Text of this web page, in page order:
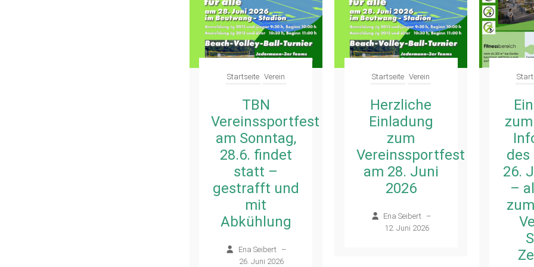
Startseite Verein
TBN
Vereinssportfest
am Sonntag,
28.6. findet
statt –
gestrafft und
mit
Abkühlung
Ena Seibert
–
26. Juni 2026
Startseite Verein
Herzliche
Einladung
zum
Vereinssportfest
am 28. Juni
2026
Ena Seibert –
12. Juni 2026
des
26.
–